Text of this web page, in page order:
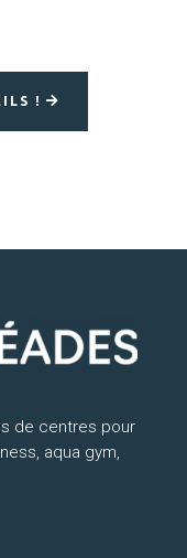
!
de centres pour
aqua gym,